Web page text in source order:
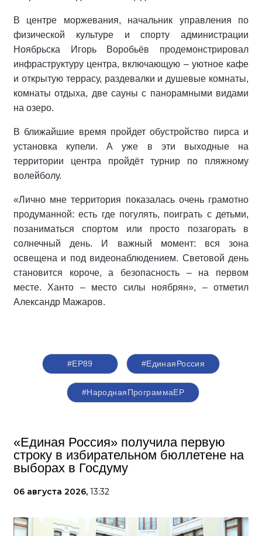
В центре моржевания, начальник управления по
физической культуре и спорту администрации
Ноябрьска Игорь Воробьёв продемонстрировал
инфраструктуру центра, включающую – уютное кафе
и открытую террасу, раздевалки и душевые комнаты,
комнаты отдыха, две сауны с панорамными видами
на озеро.
В ближайшие время пройдет обустройство пирса и
установка купели. А уже в эти выходные на
территории центра пройдёт турнир по пляжному
волейболу.
«Лично мне территория показалась очень грамотно
продуманной: есть где погулять, поиграть с детьми,
позаниматься спортом или просто позагорать в
солнечный день. И важный момент: вся зона
освещена и под видеонаблюдением. Световой день
становится короче, а безопасность – на первом
месте. Ханто – место силы ноябрян», – отметил
Александр Мажаров.
#ЕР89 #‎ЕдинаяРоссия
#НароднаяПрограммаЕР
«Единая Россия» получила первую
строку в избирательном бюллетене на
выборах в Госдуму
06 августа 2026, 13:32